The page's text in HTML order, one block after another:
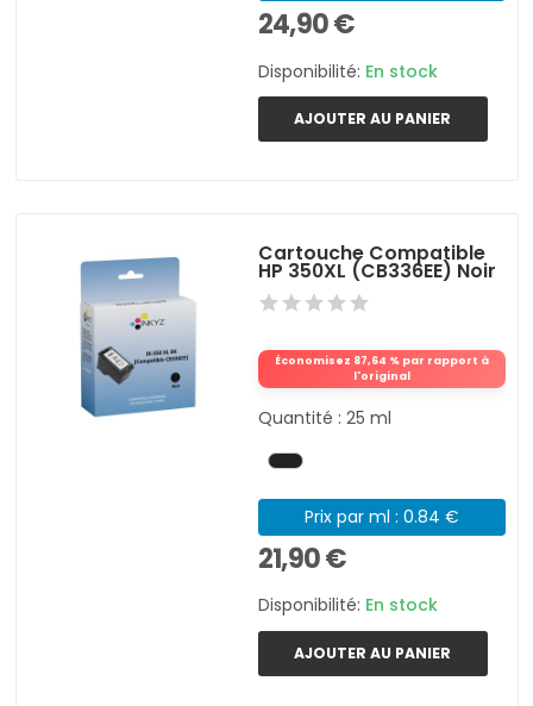
24,90 €
Disponibilité: En stock
AJOUTER AU PANIER
Cartouche Compatible
HP 350XL (CB336EE) Noir
Économisez 87,64 % par rapport à
l'original
Quantité : 25 ml
Prix par ml : 0.84 €
21,90 €
Disponibilité: En stock
AJOUTER AU PANIER